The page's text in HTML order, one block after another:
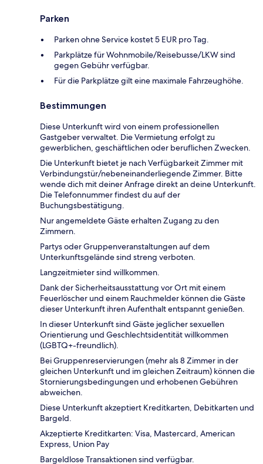
Parken
Parken ohne Service kostet 5 EUR pro Tag.
Parkplätze für Wohnmobile/Reisebusse/LKW sind
gegen Gebühr verfügbar.
Für die Parkplätze gilt eine maximale Fahrzeughöhe.
Bestimmungen
Diese Unterkunft wird von einem professionellen
Gastgeber verwaltet. Die Vermietung erfolgt zu
gewerblichen, geschäftlichen oder beruflichen Zwecken.
Die Unterkunft bietet je nach Verfügbarkeit Zimmer mit
Verbindungstür/nebeneinanderliegende Zimmer. Bitte
wende dich mit deiner Anfrage direkt an deine Unterkunft.
Die Telefonnummer findest du auf der
Buchungsbestätigung.
Nur angemeldete Gäste erhalten Zugang zu den
Zimmern.
Partys oder Gruppenveranstaltungen auf dem
Unterkunftsgelände sind streng verboten.
Langzeitmieter sind willkommen.
Dank der Sicherheitsausstattung vor Ort mit einem
Feuerlöscher und einem Rauchmelder können die Gäste
dieser Unterkunft ihren Aufenthalt entspannt genießen.
In dieser Unterkunft sind Gäste jeglicher sexuellen
Orientierung und Geschlechtsidentität willkommen
(LGBTQ+-freundlich).
Bei Gruppenreservierungen (mehr als 8 Zimmer in der
gleichen Unterkunft und im gleichen Zeitraum) können die
Stornierungsbedingungen und erhobenen Gebühren
abweichen.
Diese Unterkunft akzeptiert Kreditkarten, Debitkarten und
Bargeld.
Akzeptierte Kreditkarten: Visa, Mastercard, American
Express, Union Pay
Bargeldlose Transaktionen sind verfügbar.